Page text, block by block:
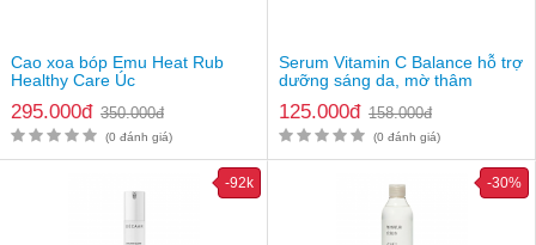
Vớ Đùi Y Khoa Kín Ngón
Jobst Relief, S. Giá:
1.038.000đ
Vớ Đùi Y Khoa Kín Ngón
Jobst Relief, M. Giá:
1.038.000đ
Vớ Đùi Y Khoa Kín Ngón
Jobst Relief, L. Giá:
1.038.000đ
Cao xoa bóp Emu Heat Rub
Healthy Care Úc
295.000đ 350.000đ
(0 đánh giá)
Serum Vitamin C Balance hỗ trợ
dưỡng sáng da, mờ thâm
125.000đ 158.000đ
(0 đánh giá)
-92k -30%